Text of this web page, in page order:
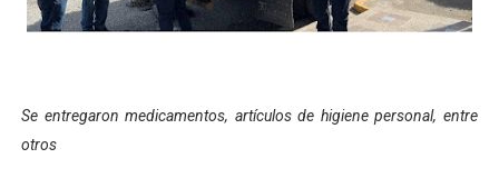
Inicia el plan vacacional Venezuela Renace en el
Expertos inspeccionan espacios del OAN para la
Se entregaron medicamentos, artículos de higiene personal, entre
otros